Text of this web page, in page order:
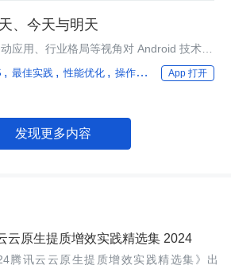
、今天与明天
应用、行业格局等视角对 Android 技术领
的观察和建议。
最佳实践 性能优化 操作系统 编程语言
App 打开
发现更多内容
云原生提质增效实践精选集 2024
腾讯云云原生提质增效实践精选集》出